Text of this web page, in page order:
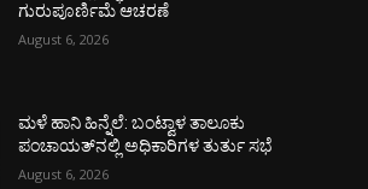
ಗುರುಪೂರ್ಣಿಮೆ ಆಚರಣೆ
August 6, 2026
ಮಳೆ ಹಾನಿ ಹಿನ್ನೆಲೆ: ಬಂಟ್ವಾಳ ತಾಲೂಕು
ಪಂಚಾಯತ್‌ನಲ್ಲಿ ಅಧಿಕಾರಿಗಳ ತುರ್ತು ಸಭೆ
August 6, 2026